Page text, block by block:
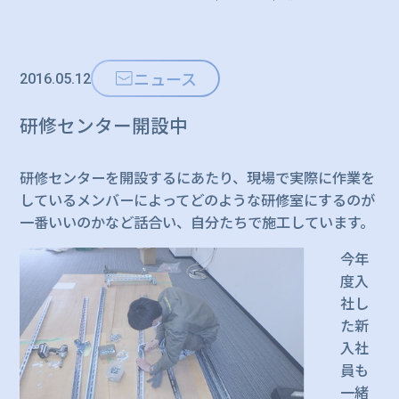
2016.05.12 ニュース
研修センター開設中
研修センターを開設するにあたり、現場で実際に作業を
しているメンバーによってどのような研修室にするのが
一番いいのかなど話合い、自分たちで施工しています。
今年
度入
社し
た新
入社
員も
一緒